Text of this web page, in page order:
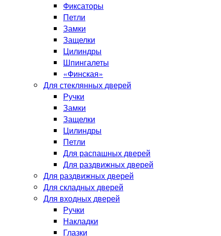
Фиксаторы
Петли
Замки
Защелки
Цилиндры
Шпингалеты
«Финская»
Для стеклянных дверей
Ручки
Замки
Защелки
Цилиндры
Петли
Для распашных дверей
Для раздвижных дверей
Для раздвижных дверей
Для складных дверей
Для входных дверей
Ручки
Накладки
Глазки